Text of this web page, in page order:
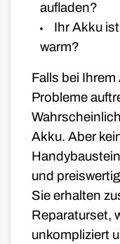
aufladen?
Ihr Akku
warm?
Falls bei
Probleme
Akku. Aber
und
Sie erhalten
Reparaturset,
unkompliziert